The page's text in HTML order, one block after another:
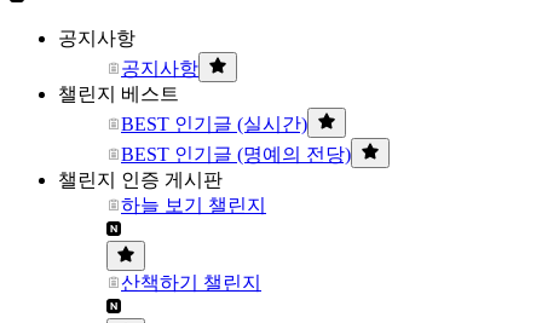
공지사항
공지사항
챌린지 베스트
BEST 인기글 (실시간)
BEST 인기글 (명예의 전당)
챌린지 인증 게시판
하늘 보기 챌린지
산책하기 챌린지